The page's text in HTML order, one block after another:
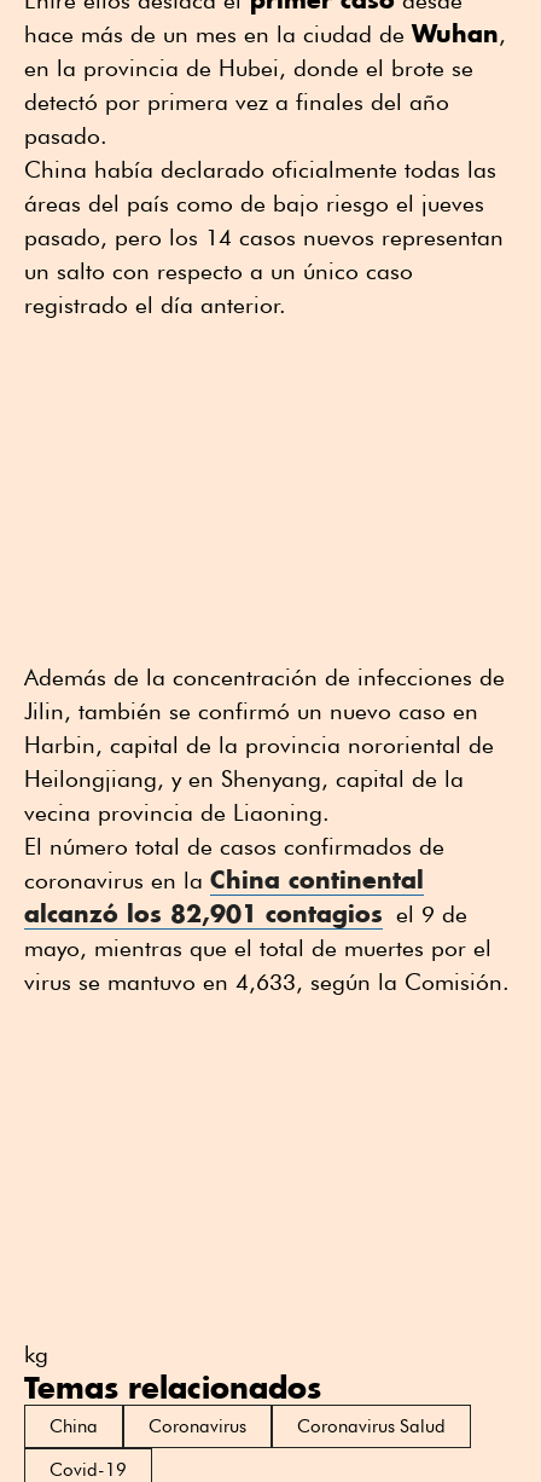
hace más de un mes en la ciudad deWuhan,
en la provincia de Hubei, donde el brote se
detectó por primera vez a finales del año
pasado.
China había declarado oficialmente todas las
áreas del país como de bajo riesgo el jueves
pasado, pero los 14 casos nuevos representan
un salto con respecto a un único caso
registrado el día anterior.
Además de la concentración de infecciones de
Jilin, también se confirmó un nuevo caso en
Harbin, capital de la provincia nororiental de
Heilongjiang, y en Shenyang, capital de la
vecina provincia de Liaoning.
El número total de casos confirmados de
coronavirus en la China continental
alcanzó los 82,901 contagios el 9 de
mayo, mientras que el total de muertes por el
virus se mantuvo en 4,633, según la Comisión.
kg
Temas relacionados
China Coronavirus
Coronavirus Salud
Covid-19